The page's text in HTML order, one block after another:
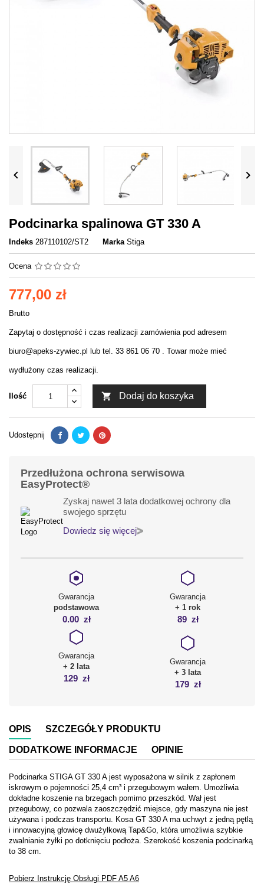
 
Podcinarka spalinowa GT 330 A
Indeks 287110102/ST2 Marka Stiga
Ocena
777,00 zł
Brutto
Zapytaj o dostępność i czas realizacji zamówienia pod adresem
biuro@apeks-zywiec.pl lub tel. 33 861 06 70 . Towar może mieć
wydłużony czas realizacji.
Ilość  Dodaj do koszyka
Udostępnij
Przedłużona ochrona serwisowa
EasyProtect®
Zyskaj nawet 3 lata dodatkowej ochrony dla
swojego sprzętu
Dowiedz się więcej
Gwarancja
podstawowa
0.00 zł
Gwarancja
+ 1 rok
89 zł
Gwarancja
+ 2 lata
129 zł
Gwarancja
+ 3 lata
179 zł
OPIS SZCZEGÓŁY PRODUKTU
DODATKOWE INFORMACJE OPINIE
Podcinarka STIGA GT 330 A jest wyposażona w silnik z zapłonem
iskrowym o pojemności 25,4 cm³ i przegubowym wałem. Umożliwia
dokładne koszenie na brzegach pomimo przeszkód. Wał jest
przegubowy, co pozwala zaoszczędzić miejsce, gdy maszyna nie jest
używana i podczas transportu. Kosa GT 330 A ma uchwyt z jedną pętlą
i innowacyjną głowicę dwużyłkową Tap&Go, która umożliwia szybkie
zwalnianie żyłki po dotknięciu podłoża. Szerokość koszenia podcinarką
to 38 cm.
Pobierz Instrukcję Obsługi PDF A5 A6